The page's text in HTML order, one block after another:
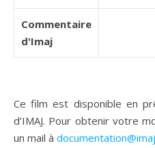
Commentaire
d'Imaj
Ce film est disponible en
d’IMAJ. Pour obtenir votre
un mail à